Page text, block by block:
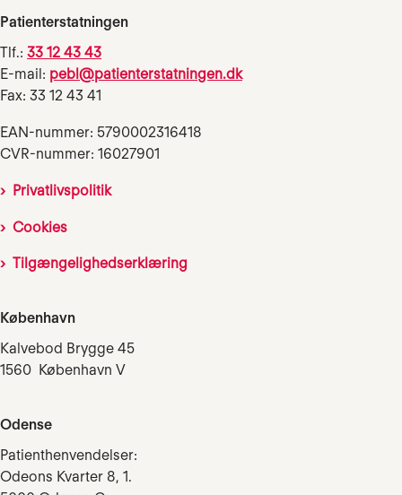
Patienterstatningen
Tlf.: 33 12 43 43
E-mail: pebl@patienterstatningen.dk
Fax: 33 12 43 41
EAN-nummer: 5790002316418
CVR-nummer: 16027901
Privatlivspolitik
Cookies
Tilgængelighedserklæring
København
Kalvebod Brygge 45
1560 København V
Odense
Patienthenvendelser:
Odeons Kvarter 8, 1.